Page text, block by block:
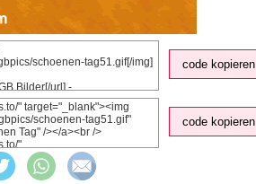
code kopieren
code kopieren